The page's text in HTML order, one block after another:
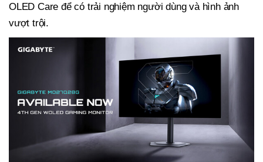
OLED Care để có trải nghiệm người dùng và hình ảnh
vượt trội.